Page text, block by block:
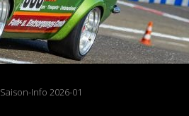
Saison-Info 2026-01